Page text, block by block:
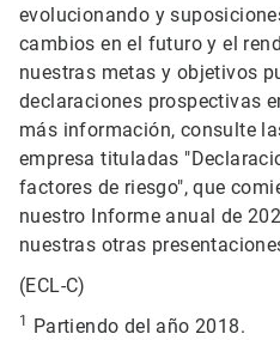
evolucionando y
cambios en el futuro y el
nuestras metas y objetivos
declaraciones prospectivas
más información, consulte
empresa tituladas
factores de riesgo", que
nuestro Informe anual de
nuestras otras
(ECL-C)
1 Partiendo del año 2018.